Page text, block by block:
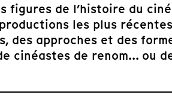
figures de l’histoire du
les plus
des approches et des
cinéastes de renom... ou